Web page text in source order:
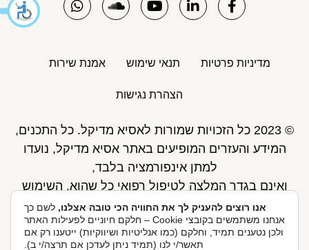
מדיניות פרטיות תנאי שימוש אמנת שירות
הצהרת נגישות
© 2023 כל הזכויות שמורות לאסיא מדיקל. כל התכנים,
המידע והעזרים המופיעים באתר אסיא מדיקל, נועדו
למתן אינפורמציה בלבד,
ואינם בגדר המלצה לטיפול רפואי כל שהוא. השימוש
באתר כפוף לתנאי השימוש ואינו מחליף את אחריות
הגולש לקבלת ייעוץ ע"י רופא.
פיתוח אתר: Skymaster
אנו רוצים להעניק לך את החוויה הכי טובה אצלנו, לשם כך
אנחנו משתמשים בקובצי Cookie – חלקם חיוניים לפעילות האתר
ולכן נטענים תמיד, וחלקם (כמו אנליטיות ושיווקיות) ייטענו רק אם
תאשר/י לנו (תמיד ניתן לעדכן אם תרצה/י ב).